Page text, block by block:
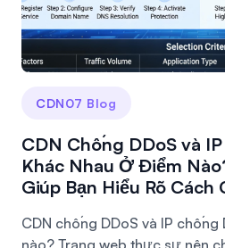
CDN07 Blog
CDN Chống DDoS và
Khác Nhau Ở Điểm
Giúp Bạn Hiểu Rõ Cách
CDN chống DDoS và IP chống